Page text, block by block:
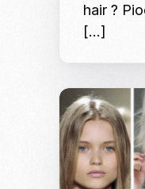
hair ?
[…]